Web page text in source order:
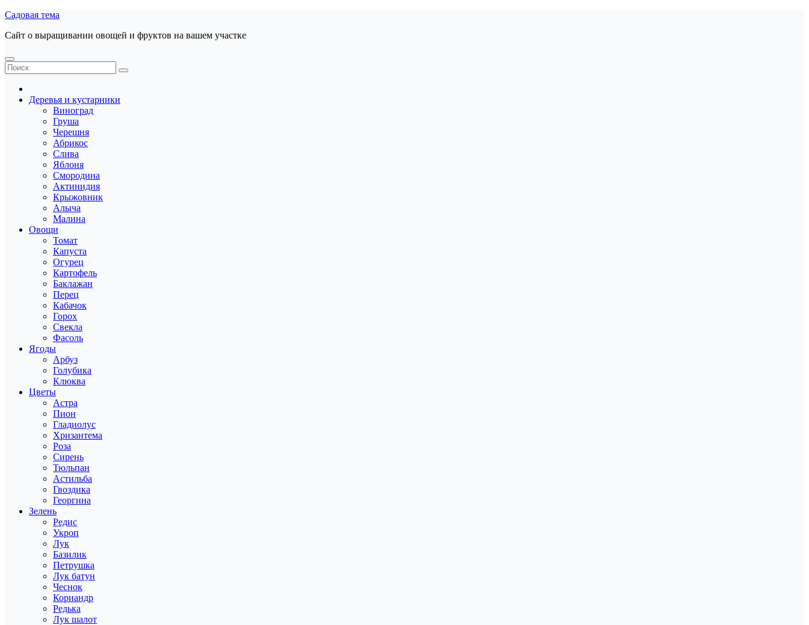
Перейти
содержанию
Садовая тема
Сайт о выращивании овощей и фруктов на вашем участке
Деревья и кустарники
Виноград
Груша
Черешня
Абрикос
Слива
Яблоня
Смородина
Актинидия
Крыжовник
Алыча
Малина
Овощи
Томат
Капуста
Огурец
Картофель
Баклажан
Перец
Кабачок
Горох
Свекла
Фасоль
Ягоды
Арбуз
Голубика
Клюква
Цветы
Астра
Пион
Гладиолус
Хризантема
Роза
Сирень
Тюльпан
Астильба
Гвоздика
Георгина
Зелень
Редис
Укроп
Лук
Базилик
Петрушка
Лук батун
Чеснок
Кориандр
Редька
Лук шалот